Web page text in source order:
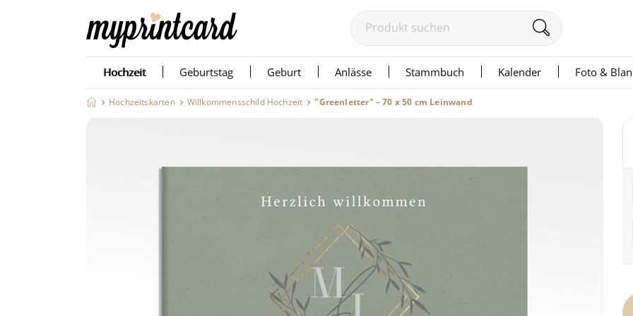
Hochzeit Geburtstag Geburt Anlässe Stammbuch Kalender Foto &
Hochzeitskarten Willkommensschild Hochzeit "Greenletter" – 70 x 50 cm Leinwand